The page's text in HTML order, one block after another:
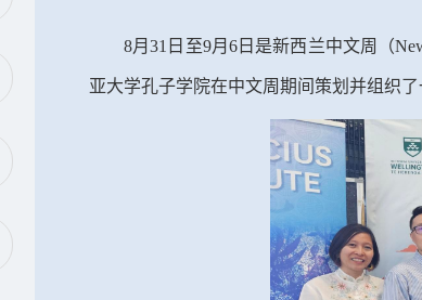
8月31 日至9月 6日是新西兰中文周（
亚大学孔子学院在中文周期间策划并组织了